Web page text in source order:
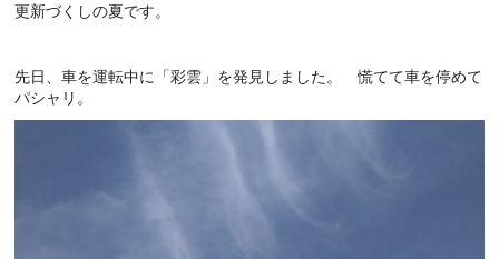
更新づくしの夏です。
先日、車を運転中に「彩雲」を発見しました。 慌てて車を停めて
パシャリ。